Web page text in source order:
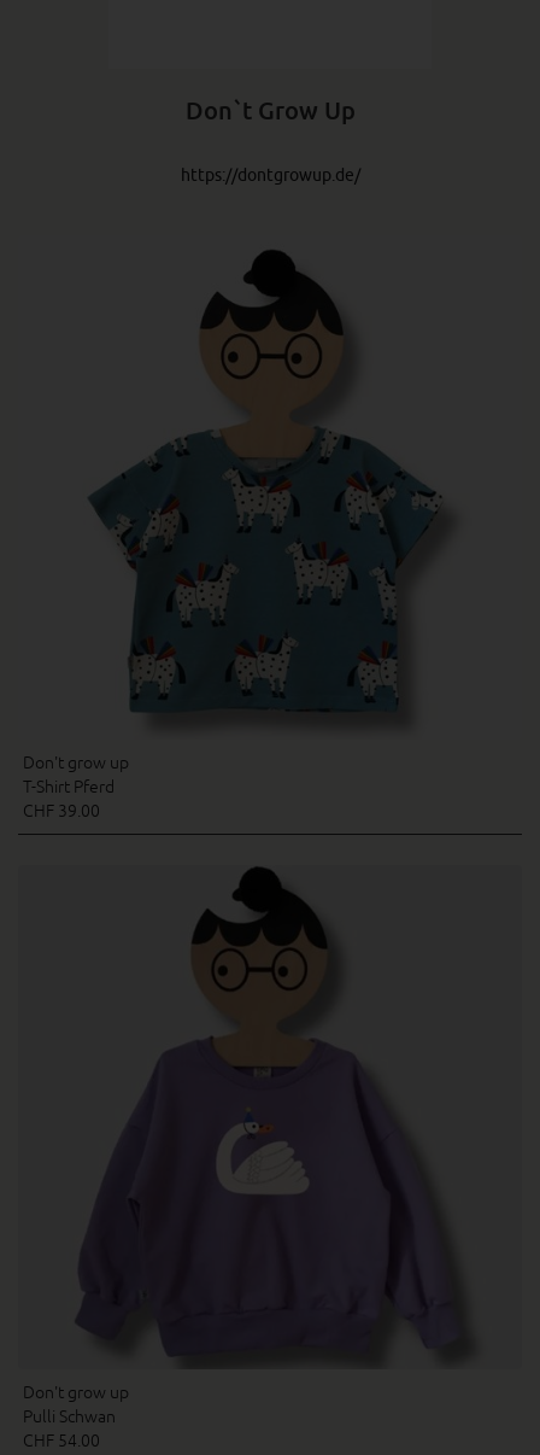
Don`t Grow Up
https://dontgrowup.de/
Don't grow up
T-Shirt Pferd
CHF 39.00
Don't grow up
Pulli Schwan
CHF 54.00